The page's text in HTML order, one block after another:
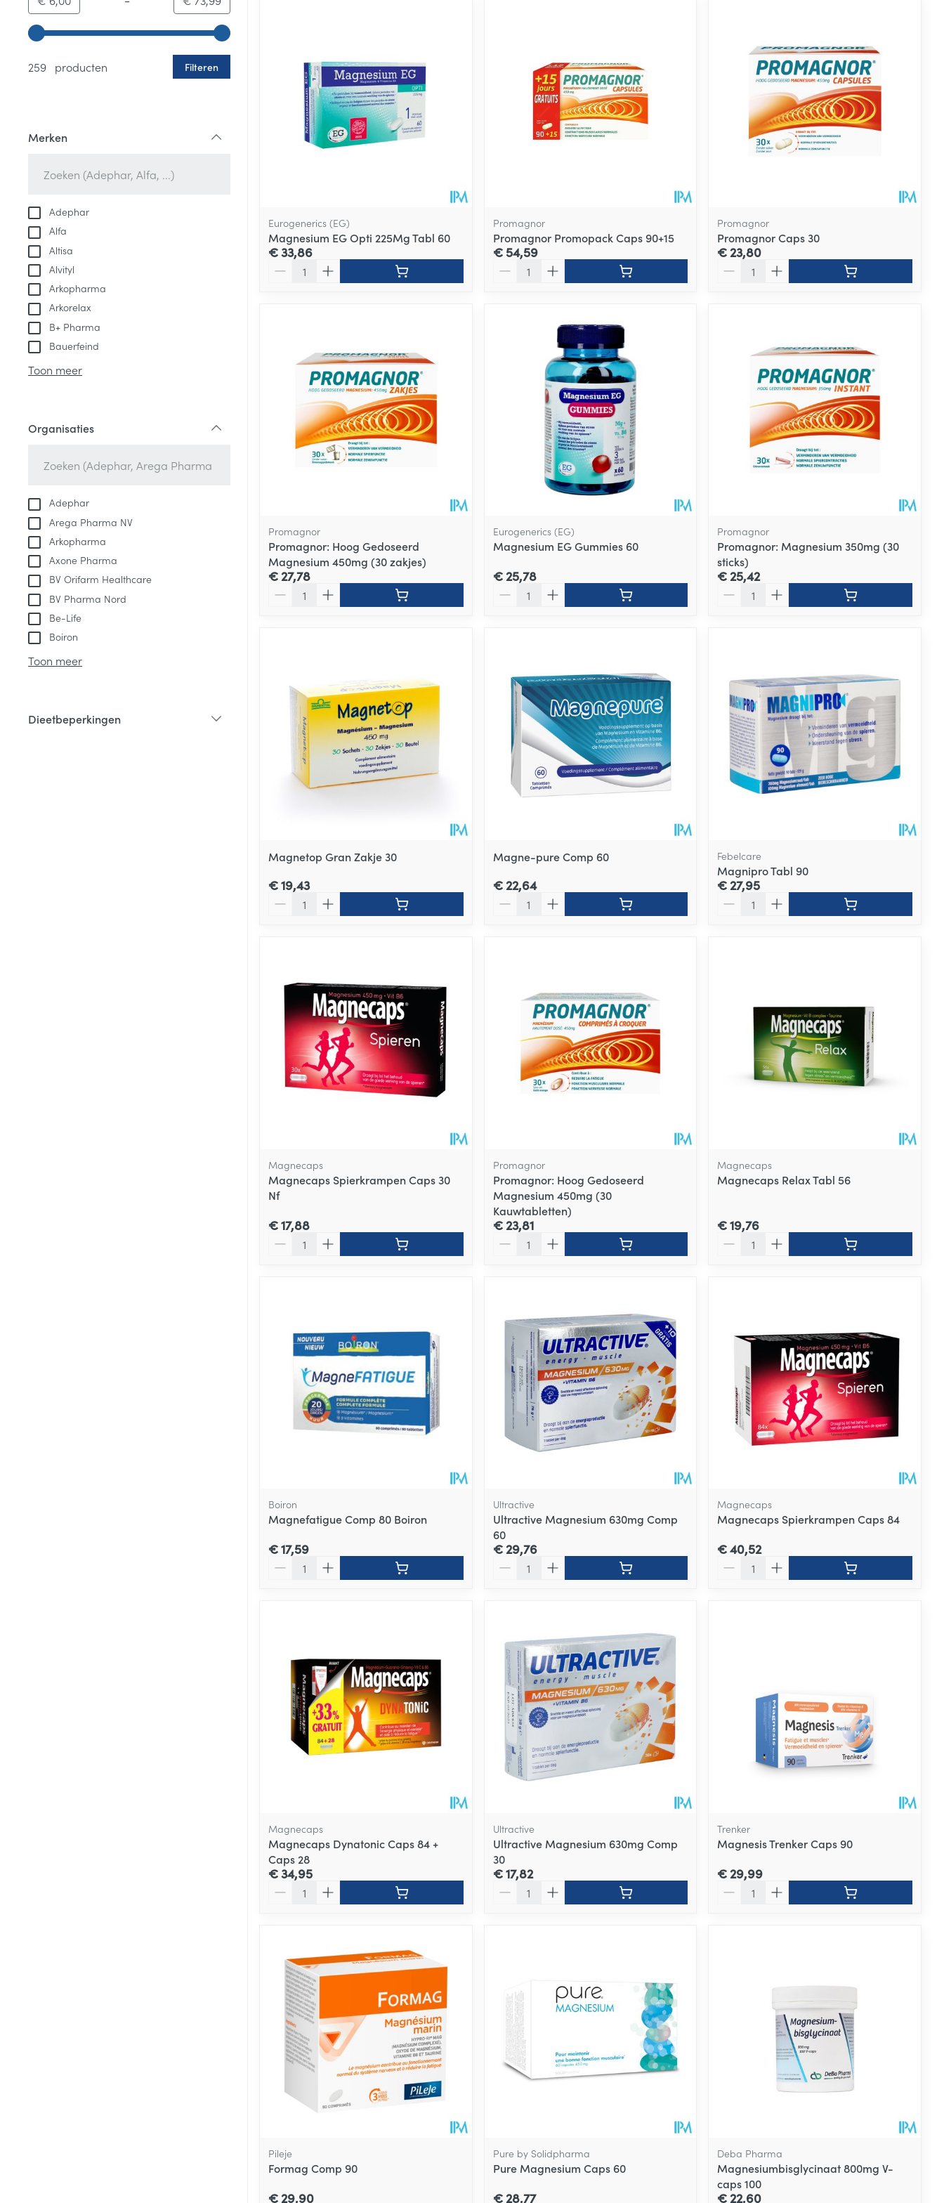
Gebruik de pijltjestoetsen links en rechts om de minimale en maximale prijswaarden aan te passen.
259 producten
Filteren
Merken
Adephar
Alfa
Altisa
Alvityl
Arkopharma
Arkorelax
B+ Pharma
Bauerfeind
Toon meer
Organisaties
Adephar
Arega Pharma NV
Arkopharma
Axone Pharma
BV Orifarm Healthcare
BV Pharma Nord
Be-Life
Boiron
Toon meer
Dieetbeperkingen
Eurogenerics (EG)
Magnesium EG Opti 225Mg Tabl 60
€ 33,86
Promagnor
Promagnor Promopack Caps 90+15
€ 54,59
Promagnor
Promagnor Caps 30
€ 23,80
Promagnor
Promagnor: Hoog Gedoseerd
Magnesium 450mg (30 zakjes)
€ 27,78
Eurogenerics (EG)
Magnesium EG Gummies 60
€ 25,78
Promagnor
Promagnor: Magnesium 350mg (30
sticks)
€ 25,42
Magnetop Gran Zakje 30
€ 19,43
Magne-pure Comp 60
€ 22,64
Febelcare
Magnipro Tabl 90
€ 27,95
Magnecaps
Magnecaps Spierkrampen Caps 30
Nf
€ 17,88
Promagnor
Promagnor: Hoog Gedoseerd
Magnesium 450mg (30
Kauwtabletten)
€ 23,81
Magnecaps
Magnecaps Relax Tabl 56
€ 19,76
Boiron
Magnefatigue Comp 80 Boiron
€ 17,59
Ultractive
Ultractive Magnesium 630mg Comp
60
€ 29,76
Magnecaps
Magnecaps Spierkrampen Caps 84
€ 40,52
Magnecaps
Magnecaps Dynatonic Caps 84 +
Caps 28
€ 34,95
Ultractive
Ultractive Magnesium 630mg Comp
30
€ 17,82
Trenker
Magnesis Trenker Caps 90
€ 29,99
Pileje
Formag Comp 90
€ 29,90
Pure by Solidpharma
Pure Magnesium Caps 60
€ 28,77
Deba Pharma
Magnesiumbisglycinaat 800mg V-
caps 100
€ 22,60